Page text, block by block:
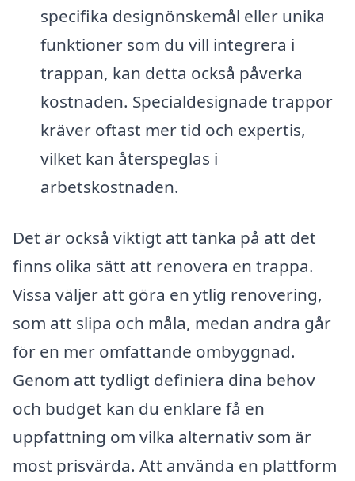
specifika designönskemål eller unika
funktioner som du vill integrera i
trappan, kan detta också påverka
kostnaden. Specialdesignade trappor
kräver oftast mer tid och expertis,
vilket kan återspeglas i
arbetskostnaden.
Det är också viktigt att tänka på att det
finns olika sätt att renovera en trappa.
Vissa väljer att göra en ytlig renovering,
som att slipa och måla, medan andra går
för en mer omfattande ombyggnad.
Genom att tydligt definiera dina behov
och budget kan du enklare få en
uppfattning om vilka alternativ som är
most prisvärda. Att använda en plattform